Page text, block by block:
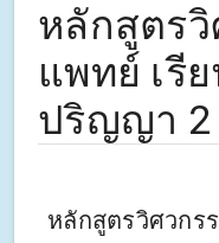
หลักสูตร
แพทย์ เรี
ปริญญา 2
หลักสูตรวิศวกร